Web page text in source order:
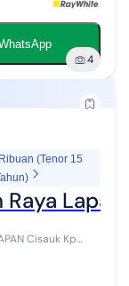
4
(Tenor 15
Raya